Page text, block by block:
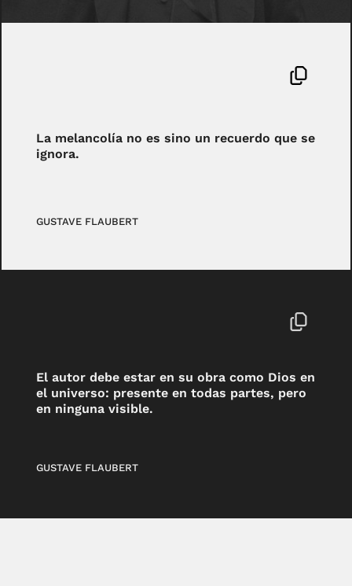
La melancolía no es sino un recuerdo que se
ignora.
GUSTAVE FLAUBERT
El autor debe estar en su obra como Dios en
el universo: presente en todas partes, pero
en ninguna visible.
GUSTAVE FLAUBERT